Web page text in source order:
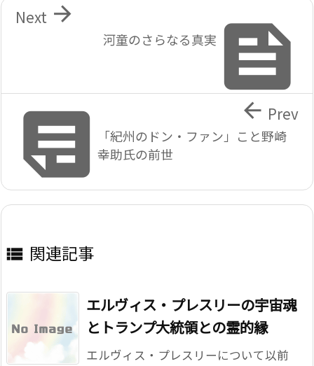

河童のさらなる真実

Next
 「紀州のドン・ファン」こと野崎
幸助氏の前世
 Prev
 関連記事
エルヴィス・プレスリーの宇宙魂
とトランプ大統領との霊的縁
エルヴィス・プレスリーについて以前